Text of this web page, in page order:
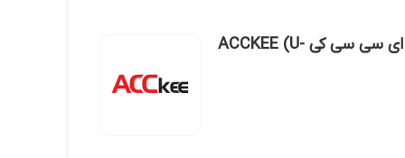
یودریل قطر 60 (5D) تیپ W مدل C40-5D60-WC08 ای سی سی کی ACCKEE (U-